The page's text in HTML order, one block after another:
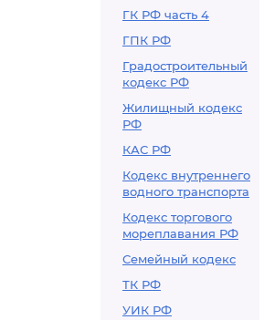
ГК РФ часть 4
ГПК РФ
Градостроительный
кодекс РФ
Жилищный кодекс
РФ
КАС РФ
Кодекс внутреннего
водного транспорта
Кодекс торгового
мореплавания РФ
Семейный кодекс
ТК РФ
УИК РФ